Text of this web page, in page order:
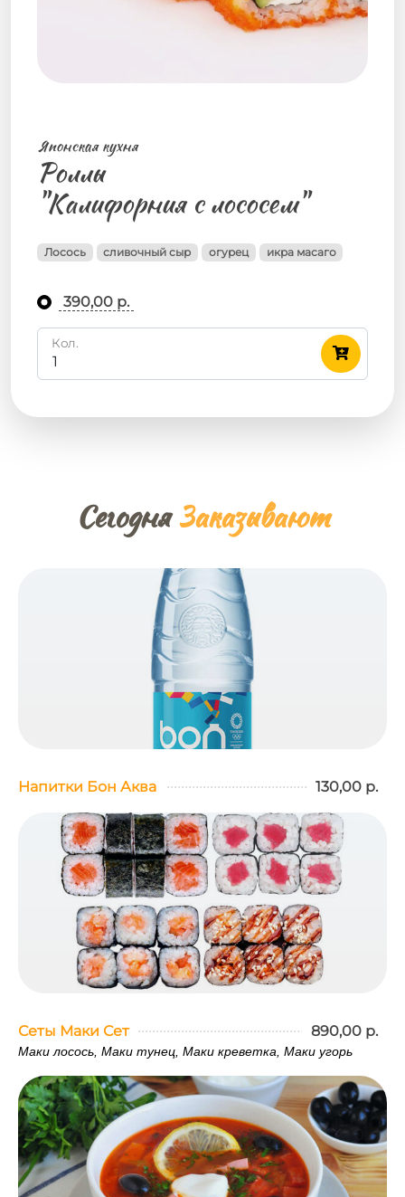
Японская кухня
Роллы
"Калифорния с лососем"
Лосось сливочный сыр огурец икра масаго
390,00 р.
Кол.
СегодняЗаказывают
Напитки Бон Аква 130,00 р.
Сеты Маки Сет 890,00 р.
Маки лосось, Маки тунец, Маки креветка, Маки угорь